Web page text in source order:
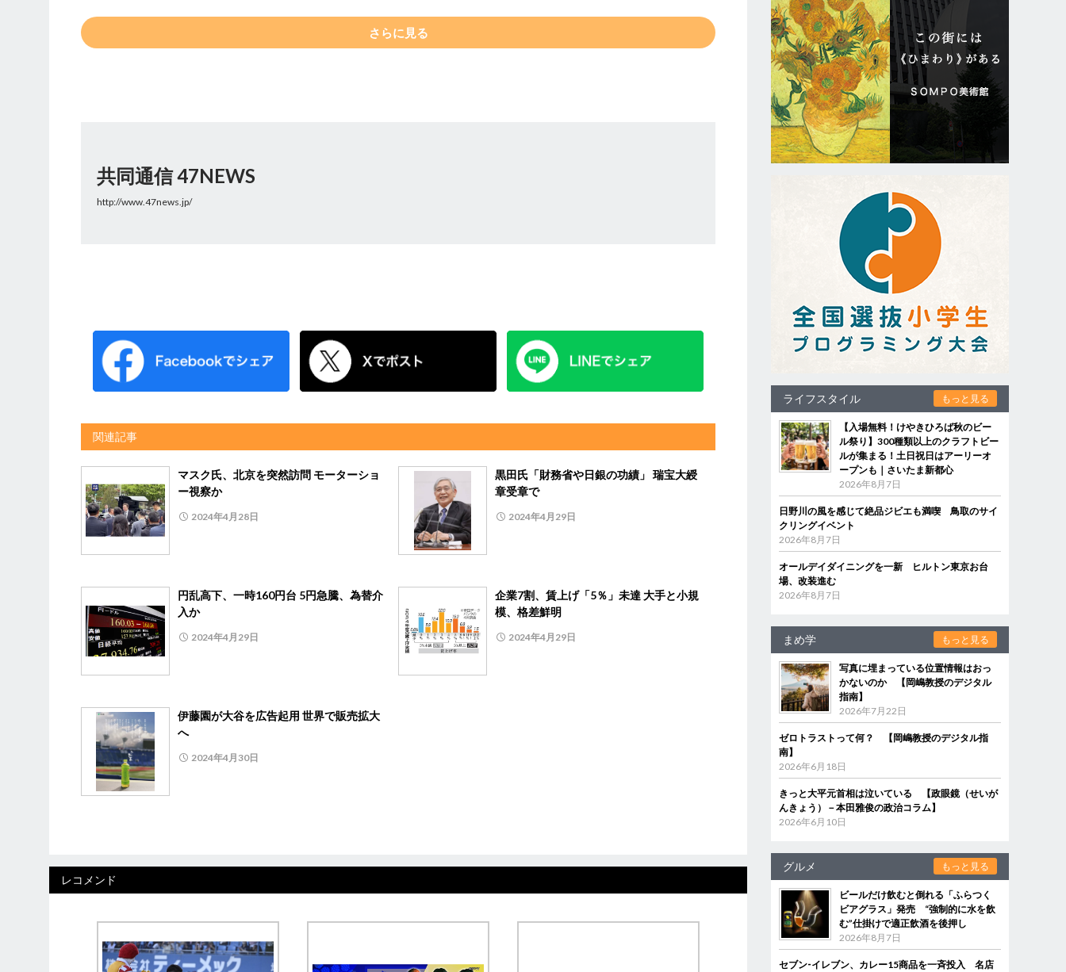
さらに見る
共同通信 47NEWS
http://www.47news.jp/
関連記事
マスク氏、北京を突然訪問 モーターショ
ー視察か
2024年4月28日
黒田氏「財務省や日銀の功績」 瑞宝大綬
章受章で
2024年4月29日
円乱高下、一時160円台 5円急騰、為替介
入か
2024年4月29日
企業7割、賃上げ「5％」未達 大手と小規
模、格差鮮明
2024年4月29日
伊藤園が大谷を広告起用 世界で販売拡大
へ
2024年4月30日
レコメンド
ライフスタイル もっと見る
【入場無料！けやきひろば秋のビー
ル祭り】300種類以上のクラフトビー
ルが集まる！土日祝日はアーリーオ
ープンも｜さいたま新都心
2026年8月7日
日野川の風を感じて絶品ジビエも満喫 鳥取のサイ
クリングイベント
2026年8月7日
オールデイダイニングを一新 ヒルトン東京お台
場、改装進む
2026年8月7日
まめ学 もっと見る
写真に埋まっている位置情報はおっ
かないのか 【岡嶋教授のデジタル
指南】
2026年7月22日
ゼロトラストって何？ 【岡嶋教授のデジタル指
南】
2026年6月18日
きっと大平元首相は泣いている 【政眼鏡（せいが
んきょう）－本田雅俊の政治コラム】
2026年6月10日
グルメ もっと見る
ビールだけ飲むと倒れる「ふらつく
ビアグラス」発売 “強制的に水を飲
む”仕掛けで適正飲酒を後押し
2026年8月7日
セブン‐イレブン、カレー15商品を一斉投入 名店